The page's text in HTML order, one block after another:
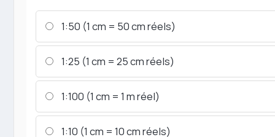
1:50 (1 cm = 50 cm réels)
1:25 (1 cm = 25 cm réels)
1:100 (1 cm = 1 m réel)
1:10 (1 cm = 10 cm réels)